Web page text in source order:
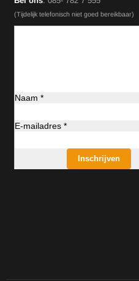
(Tijdelijk telefonisch niet goed bereikbaar)
Naam *
E-mailadres *
Inschrijven